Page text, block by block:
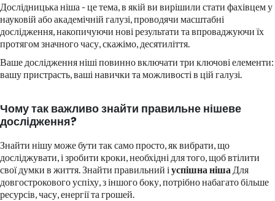
Дослідницька ніша - це тема, в якій ви вирішили стати фахівцем у
науковій або академічній галузі, проводячи масштабні
дослідження, накопичуючи нові результати та впроваджуючи їх
протягом значного часу, скажімо, десятиліття.
Ваше дослідження ніші повинно включати три ключові елементи:
вашу пристрасть, ваші навички та можливості в цій галузі.
Чому так важливо знайти правильне нішеве
дослідження?
Знайти нішу може бути так само просто, як вибрати, що
досліджувати, і зробити кроки, необхідні для того, щоб втілити
свої думки в життя. Знайти правильний і успішна ніша Для
довгострокового успіху, з іншого боку, потрібно набагато більше
ресурсів, часу, енергії та грошей.